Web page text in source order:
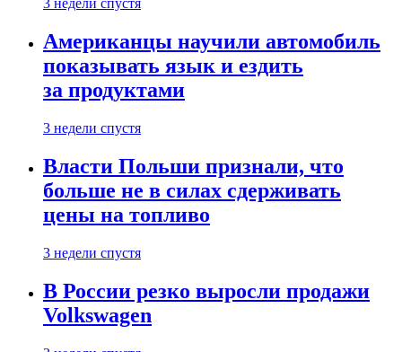
3 недели спустя
Американцы научили автомобиль
показывать язык и ездить
за продуктами
3 недели спустя
Власти Польши признали, что
больше не в силах сдерживать
цены на топливо
3 недели спустя
В России резко выросли продажи
Volkswagen